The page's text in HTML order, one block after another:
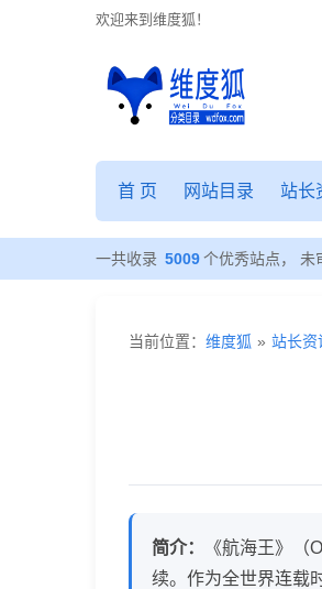
欢迎来到维度狐！
航
海
王
（ONE
PIECE）
首 页 网站目录 站长
一共收录 5009个优秀站点， 未
当前位置： 维度狐 » 站长资
简介：
《航海王》
续。作为全世界连载